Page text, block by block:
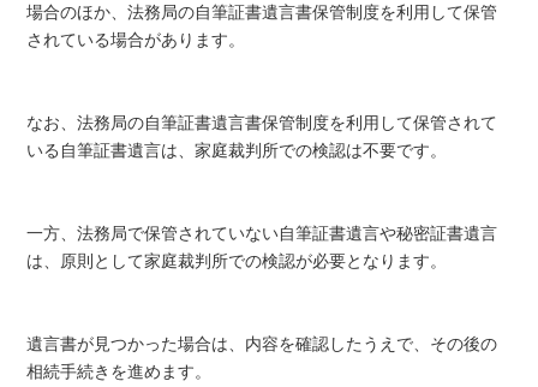
場合のほか、法務局の自筆証書遺言書保管制度を利用して保管
されている場合があります。
なお、法務局の自筆証書遺言書保管制度を利用して保管されて
いる自筆証書遺言は、家庭裁判所での検認は不要です。
一方、法務局で保管されていない自筆証書遺言や秘密証書遺言
は、原則として家庭裁判所での検認が必要となります。
遺言書が見つかった場合は、内容を確認したうえで、その後の
相続手続きを進めます。